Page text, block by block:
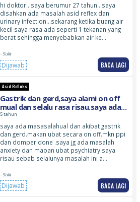
hi doktor…saya berumur 27 tahun…saya
disahkan ada masalah asid reflex dan
urinary infection…sekarang ketika buang air
kecil saya rasa ada seperti 1 tekanan yang
berat sehingga menyebabkan air ke…
- Sulit
Dijawab BACA LAGI
Asid Refluks
Gastrik dan gerd,saya alami on off
mual dan selalu rasa risau.saya ada
makan ppi iaitu lansoprazole dan
domperidone ,tapi on off,rasa baik
saya stop.masalah berulang
lagi.perlukah saya jmpa doktor ytk
masalah ini atau teruskan makan
ubaylt otc ini?
5 tahun
saya ada masasalahual dan akibat gastrik
dan gerd.makan ubat secara on off.mkn ppi
dan domperidone .saya jg ada masalah
anxiety dan maoan ubat psychiatry.saya
risau sebab selalunya masalah ini a…
- Sulit
Dijawab BACA LAGI